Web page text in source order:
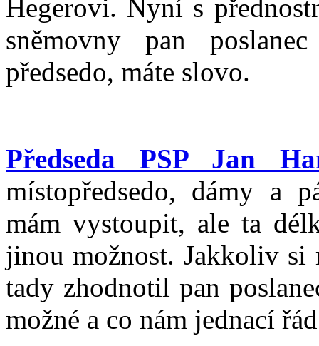
Hegerovi. Nyní s
sněmovny pan
předsedo, máte slovo.
Předseda PSP Jan
místopředsedo, dámy a
mám vystoupit, ale ta
jinou možnost. Jakkoliv si
tady zhodnotil pan
možné a co nám jednací